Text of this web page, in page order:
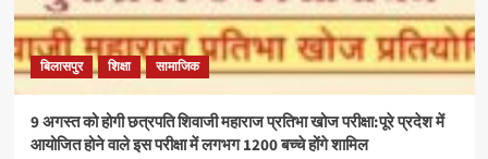
बिलासपुर शिक्षा सामाजिक
9 अगस्त को होगी छत्रपति शिवाजी महाराज प्रतिभा खोज परीक्षा:पूरे प्रदेश में
आयोजित होने वाले इस परीक्षा में लगभग 1200 बच्चे होंगे शामिल